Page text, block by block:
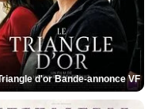
d'or Bande-annonce VF